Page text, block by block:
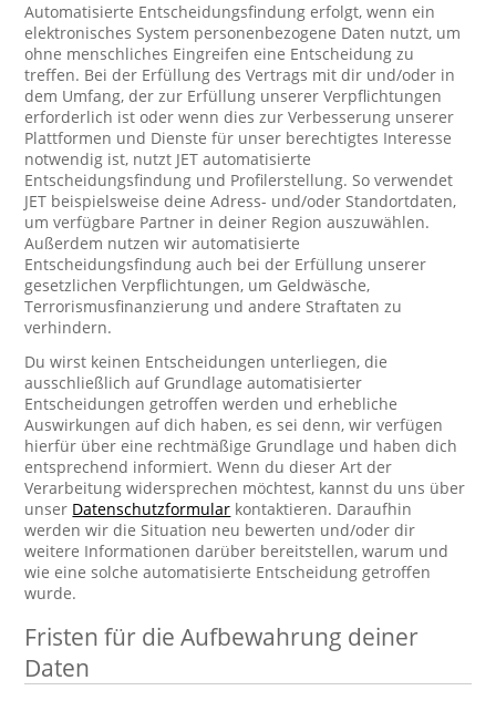
Automatisierte Entscheidungsfindung erfolgt, wenn ein
elektronisches System personenbezogene Daten nutzt, um
ohne menschliches Eingreifen eine Entscheidung zu
treffen. Bei der Erfüllung des Vertrags mit dir und/oder in
dem Umfang, der zur Erfüllung unserer Verpflichtungen
erforderlich ist oder wenn dies zur Verbesserung unserer
Plattformen und Dienste für unser berechtigtes Interesse
notwendig ist, nutzt JET automatisierte
Entscheidungsfindung und Profilerstellung. So verwendet
JET beispielsweise deine Adress- und/oder Standortdaten,
um verfügbare Partner in deiner Region auszuwählen.
Außerdem nutzen wir automatisierte
Entscheidungsfindung auch bei der Erfüllung unserer
gesetzlichen Verpflichtungen, um Geldwäsche,
Terrorismusfinanzierung und andere Straftaten zu
verhindern.
Du wirst keinen Entscheidungen unterliegen, die
ausschließlich auf Grundlage automatisierter
Entscheidungen getroffen werden und erhebliche
Auswirkungen auf dich haben, es sei denn, wir verfügen
hierfür über eine rechtmäßige Grundlage und haben dich
entsprechend informiert. Wenn du dieser Art der
Verarbeitung widersprechen möchtest, kannst du uns über
unser Datenschutzformular kontaktieren. Daraufhin
werden wir die Situation neu bewerten und/oder dir
weitere Informationen darüber bereitstellen, warum und
wie eine solche automatisierte Entscheidung getroffen
wurde.
Fristen für die Aufbewahrung deiner
Daten